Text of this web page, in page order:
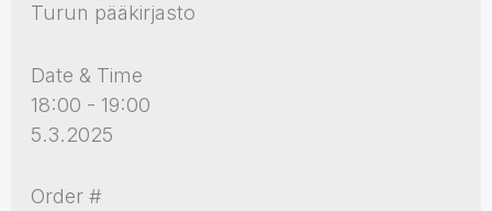
Turun pääkirjasto
Date & Time
18:00 - 19:00
5.3.2025
Order #